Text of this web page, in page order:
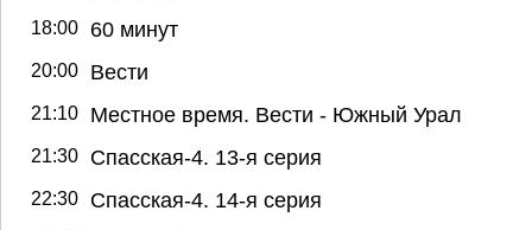
18:00 60 минут
20:00 Вести
21:10 Местное время. Вести - Южный Урал
21:30 Спасская-4. 13-я серия
22:30 Спасская-4. 14-я серия